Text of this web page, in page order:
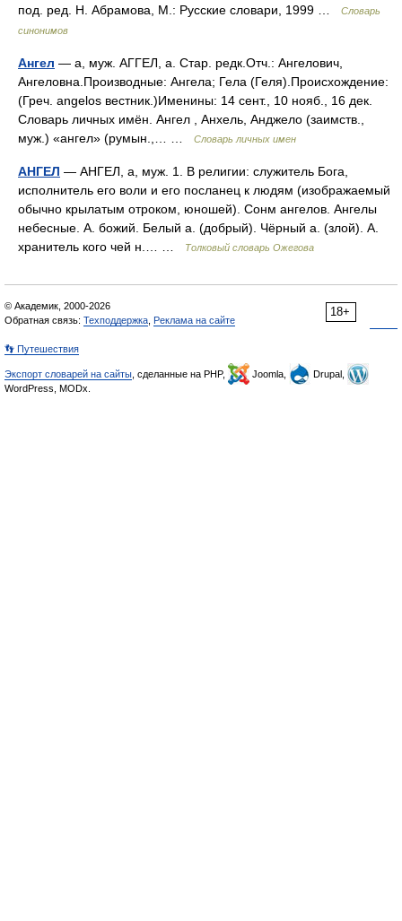
под. ред. Н. Абрамова, М.: Русские словари, 1999 …
Словарь
синонимов
Ангел — а, муж. АГГЕЛ, а. Стар. редк.Отч.: Ангелович,
Ангеловна.Производные: Ангела; Гела (Геля).Происхождение:
(Греч. angelos вестник.)Именины: 14 сент., 10 нояб., 16 дек.
Словарь личных имён. Ангел , Анхель, Анджело (заимств.,
муж.) «ангел» (румын.,… …
Словарь личных имен
АНГЕЛ — АНГЕЛ, а, муж. 1. В религии: служитель Бога,
исполнитель его воли и его посланец к людям (изображаемый
обычно крылатым отроком, юношей). Сонм ангелов. Ангелы
небесные. А. божий. Белый а. (добрый). Чёрный а. (злой). А.
хранитель кого чей н.… …
Толковый словарь Ожегова
18+
© Академик, 2000-2026
Обратная связь: Техподдержка Реклама на сайте
👣 Путешествия
Экспорт словарей на сайты , сделанные на PHP, Joomla,
Drupal,
WordPress, MODx.